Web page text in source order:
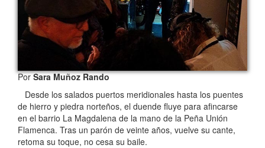
PorSara Muñoz Rando
Desde los salados puertos meridionales hasta los puentes
de hierro y piedra norteños, el duende fluye para afincarse
en el barrio La Magdalena de la mano de la Peña Unión
Flamenca. Tras un parón de veinte años, vuelve su cante,
retoma su toque, no cesa su baile.